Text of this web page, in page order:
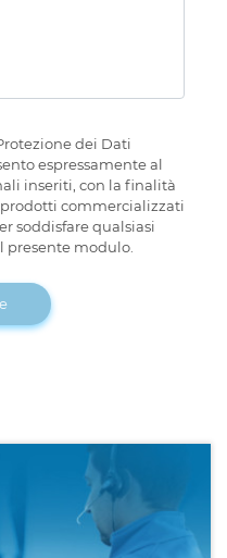
dei Dati
espressamente al
inseriti, con la finalità
commercializzati
soddisfare qualsiasi
presente modulo.